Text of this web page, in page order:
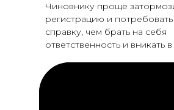
Чиновнику проще
регистрацию и
справку, чем брать на себя
ответственность и вникать в